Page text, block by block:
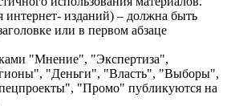
интернет- изданий) – должна быть
или в первом абзаце
"Мнение", "Экспертиза",
"Деньги", "Власть", "Выборы",
"Промо" публикуются на